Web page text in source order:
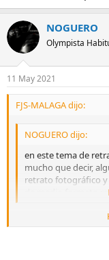
NOGUERO
Olympista
11 May 2021
FJS-MALAGA dijo:
NOGUERO dijo:
en este tema de
mucho que decir,
retrato fotográfico y
de medio formato
no lo encuentro